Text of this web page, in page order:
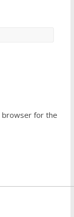
browser for the